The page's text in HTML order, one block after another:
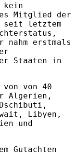
kein
Mitglied der
seit letztem
nahm erstmals
Staaten in
von 40
Algerien,
Libyen,
und
Gutachten